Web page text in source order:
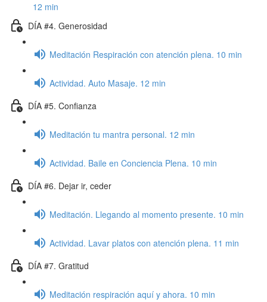
12 min
DÍA #4. Generosidad
Meditación Respiración con atención plena. 10 min
Actividad. Auto Masaje. 12 min
DÍA #5. Confianza
Meditación tu mantra personal. 12 min
Actividad. Baile en Conciencia Plena. 10 min
DÍA #6. Dejar ir, ceder
Meditación. Llegando al momento presente. 10 min
Actividad. Lavar platos con atención plena. 11 min
DÍA #7. Gratitud
Meditación respiración aquí y ahora. 10 min